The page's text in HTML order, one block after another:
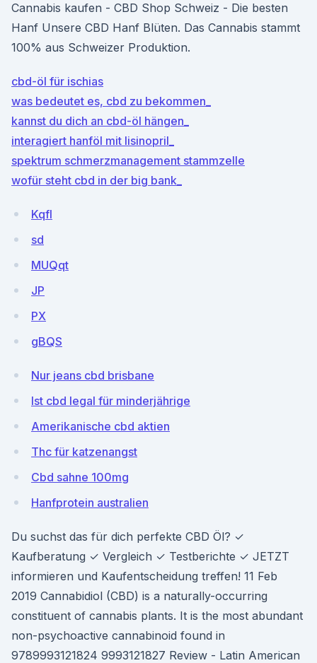
Cannabis kaufen - CBD Shop Schweiz - Die besten
Hanf Unsere CBD Hanf Blüten. Das Cannabis stammt
100% aus Schweizer Produktion.
cbd-öl für ischias
was bedeutet es, cbd zu bekommen_
kannst du dich an cbd-öl hängen_
interagiert hanföl mit lisinopril_
spektrum schmerzmanagement stammzelle
wofür steht cbd in der big bank_
KqfI
sd
MUQqt
JP
PX
gBQS
Nur jeans cbd brisbane
Ist cbd legal für minderjährige
Amerikanische cbd aktien
Thc für katzenangst
Cbd sahne 100mg
Hanfprotein australien
Du suchst das für dich perfekte CBD Öl? ✓
Kaufberatung ✓ Vergleich ✓ Testberichte ✓ JETZT
informieren und Kaufentscheidung treffen! 11 Feb
2019 Cannabidiol (CBD) is a naturally-occurring
constituent of cannabis plants. It is the most abundant
non-psychoactive cannabinoid found in
9789993121824 9993121827 Review - Latin American